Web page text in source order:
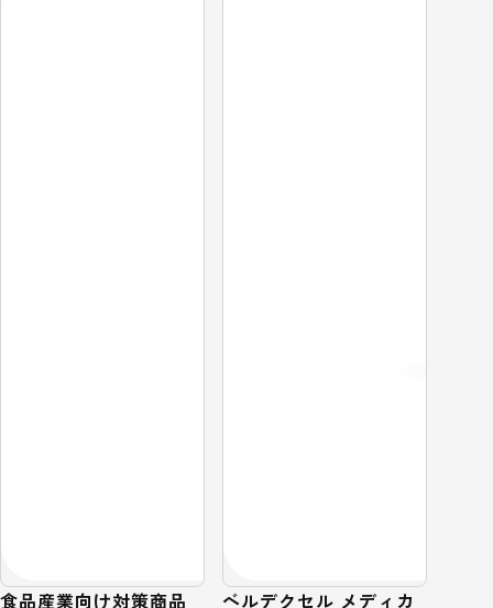
食品産業向け対策商品
ベルデクセル メディカ